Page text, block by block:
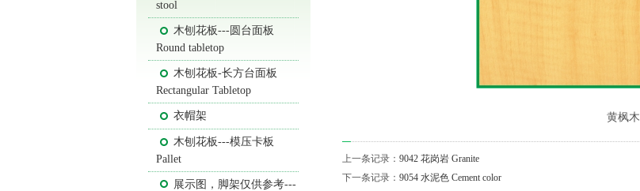
stool
木刨花板---圆台面板
Round tabletop
木刨花板-长方台面板
Rectangular Tabletop
衣帽架
木刨花板---模压卡板
Pallet
展示图，脚架仅供参考---
黄枫木
上一条记录： 9042 花岗岩 Granite
下一条记录： 9054 水泥色 Cement color